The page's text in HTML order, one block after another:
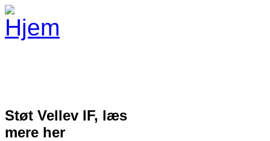
Gå til hovedindhold
Støt Vellev IF, læs
mere her